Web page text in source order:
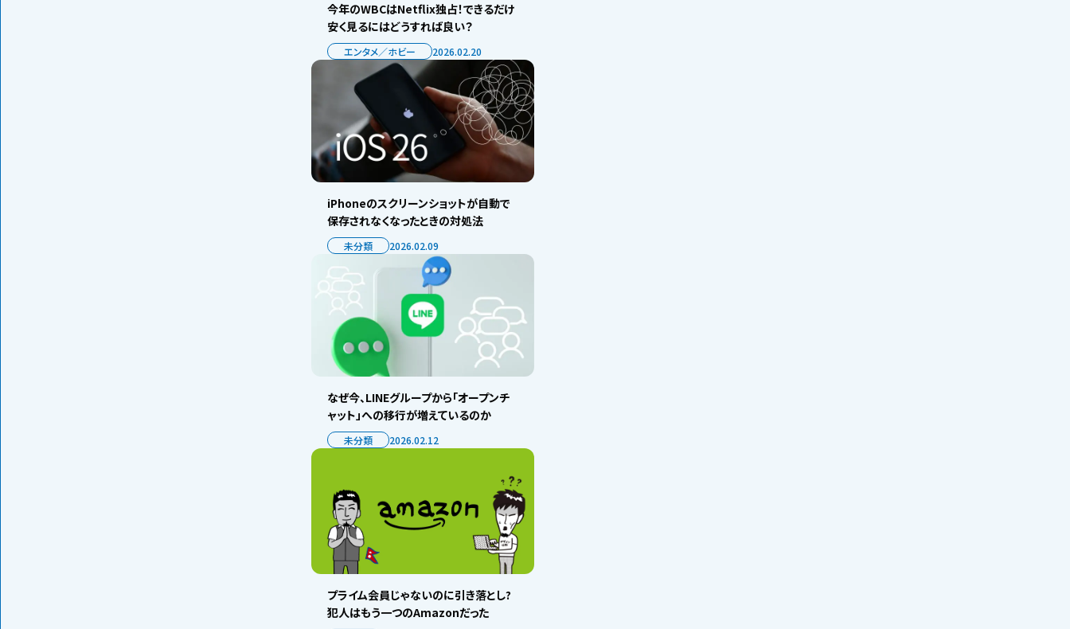
今年のWBCはNetflix独占！できるだけ
安く見るにはどうすれば良い？
エンタメ／ホビー 2026.02.20
iPhoneのスクリーンショットが自動で
保存されなくなったときの対処法
未分類 2026.02.09
なぜ今、LINEグループから「オープンチ
ャット」への移行が増えているのか
未分類 2026.02.12
プライム会員じゃないのに引き落とし?
犯人はもう一つのAmazonだった